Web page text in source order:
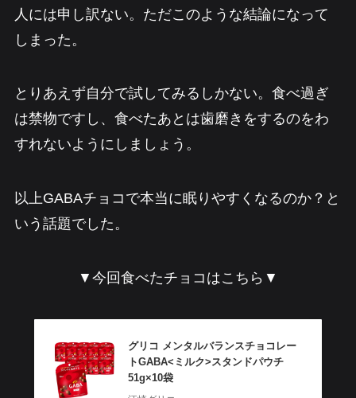
人には申し訳ない。ただこのような結論になって
しまった。
とりあえず自分で試してみるしかない。食べ過ぎ
は禁物ですし、食べたあとは歯磨きをするのをわ
すれないようにしましょう。
以上GABAチョコで本当に眠りやすくなるのか？と
いう話題でした。
▼今回食べたチョコはこちら▼
グリコ メンタルバランスチョコレー
トGABA<ミルク>スタンドパウチ
51g×10袋